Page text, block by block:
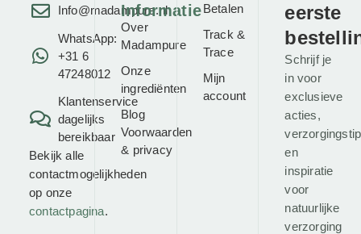
Info@madampure.nl
WhatsApp:
+31 6
47248012
Klantenservice
dagelijks
bereikbaar
Bekijk alle
contactmogelijkheden
op onze
contactpagina.
Informatie
Over
Madampure
Onze
ingrediënten
Blog
Voorwaarden
& privacy
Betalen
Track &
Trace
Mijn
account
eerste
Schrijf je
in voor
exclusieve
acties,
en
inspiratie
voor
natuurlijke
verzorging